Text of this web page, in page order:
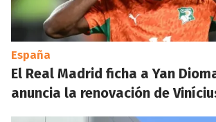
España
El Real Madrid ficha a Yan
anuncia la renovación de